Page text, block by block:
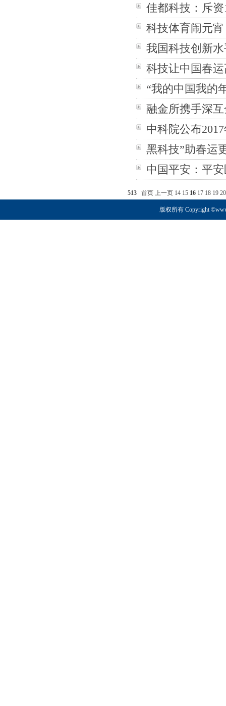
佳都科技：斥
科技体育闹元宵
我国科技创新
科技让中国春
“我的中国我的
融金所携手深
中科院公布
黑科技”助春运
中国平安：平
513 首页 上一页 14 15 16 17 18 19 20
版权所有 Copyright